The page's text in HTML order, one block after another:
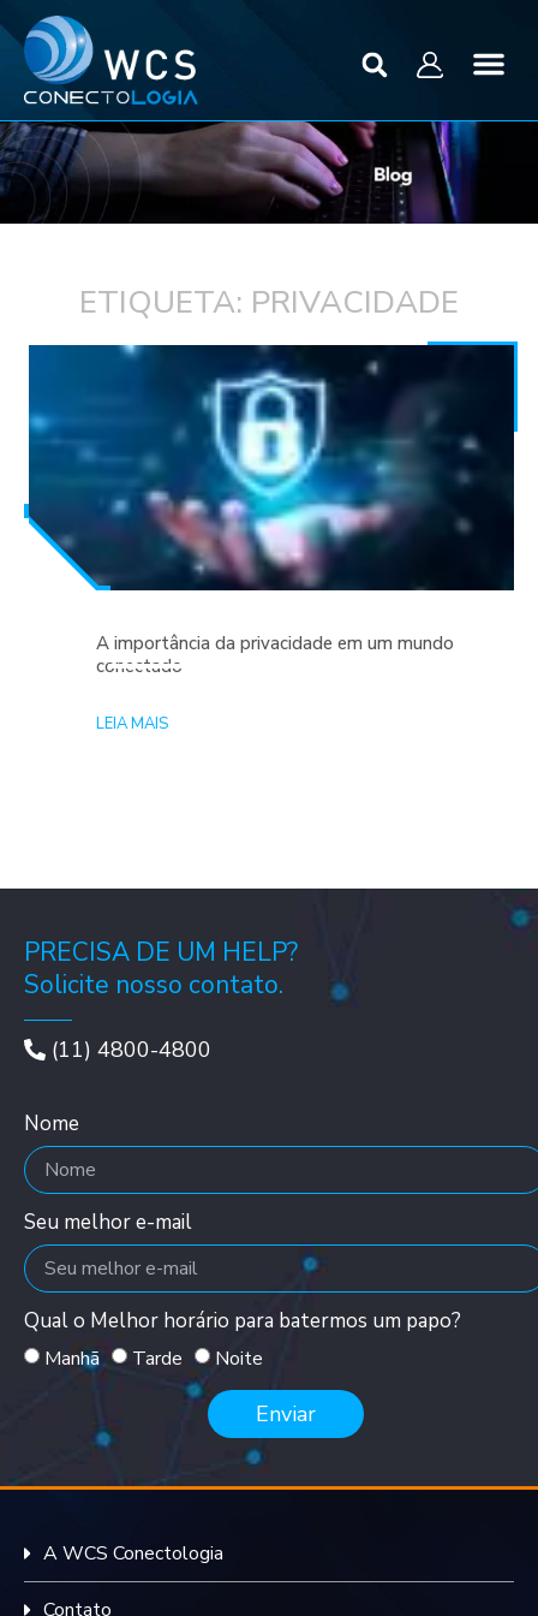
ETIQUETA: PRIVACIDADE
A importância da privacidade em um mundo
conectado
LEIA MAIS
PRECISA DE UM HELP?
Solicite nosso contato.
(11) 4800-4800
Nome
Seu melhor e-mail
Qual o Melhor horário para batermos um papo?
Manhã Tarde Noite
Enviar
A WCS Conectologia
Contato